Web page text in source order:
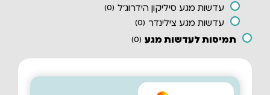
עדשות מגע סיליקון הידרוג'ל (
0
)
עדשות מגע צילינדר (
0
)
תמיסות לעדשות מגע (
0
)